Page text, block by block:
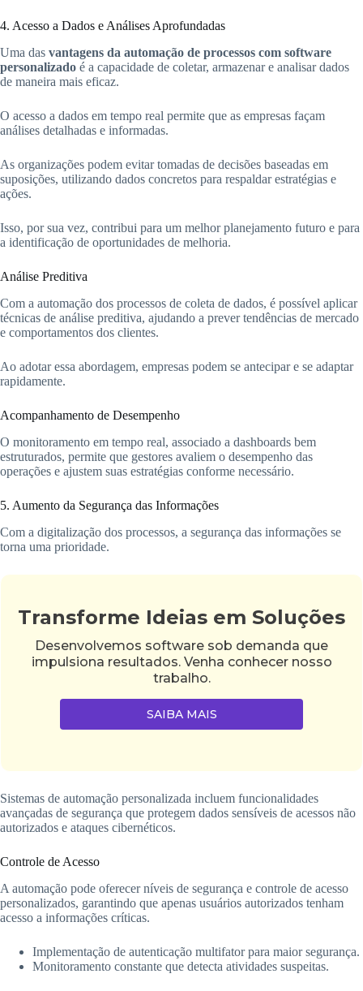
4. Acesso a Dados e Análises Aprofundadas
Uma das vantagens da automação de processos com software
personalizado é a capacidade de coletar, armazenar e analisar dados
de maneira mais eficaz.
O acesso a dados em tempo real permite que as empresas façam
análises detalhadas e informadas.
As organizações podem evitar tomadas de decisões baseadas em
suposições, utilizando dados concretos para respaldar estratégias e
ações.
Isso, por sua vez, contribui para um melhor planejamento futuro e para
a identificação de oportunidades de melhoria.
Análise Preditiva
Com a automação dos processos de coleta de dados, é possível aplicar
técnicas de análise preditiva, ajudando a prever tendências de mercado
e comportamentos dos clientes.
Ao adotar essa abordagem, empresas podem se antecipar e se adaptar
rapidamente.
Acompanhamento de Desempenho
O monitoramento em tempo real, associado a dashboards bem
estruturados, permite que gestores avaliem o desempenho das
operações e ajustem suas estratégias conforme necessário.
5. Aumento da Segurança das Informações
Com a digitalização dos processos, a segurança das informações se
torna uma prioridade.
Transforme Ideias em Soluções
Desenvolvemos software sob demanda que
impulsiona resultados. Venha conhecer nosso
trabalho.
SAIBA MAIS
Sistemas de automação personalizada incluem funcionalidades
avançadas de segurança que protegem dados sensíveis de acessos não
autorizados e ataques cibernéticos.
Controle de Acesso
A automação pode oferecer níveis de segurança e controle de acesso
personalizados, garantindo que apenas usuários autorizados tenham
acesso a informações críticas.
Implementação de autenticação multifator para maior segurança.
Monitoramento constante que detecta atividades suspeitas.